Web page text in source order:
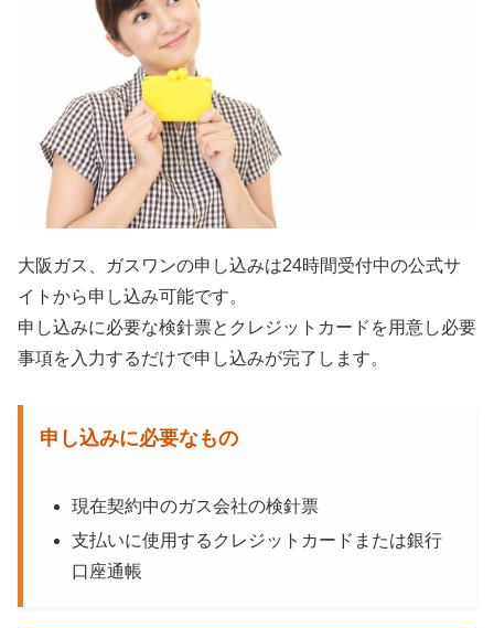
大阪ガス、ガスワンの申し込みは24時間受付中の公式サ
イトから申し込み可能です。
申し込みに必要な検針票とクレジットカードを用意し必要
事項を入力するだけで申し込みが完了します。
申し込みに必要なもの
現在契約中のガス会社の検針票
支払いに使用するクレジットカードまたは銀行
口座通帳